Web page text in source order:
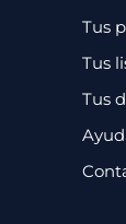
Tus
Tus
Tus